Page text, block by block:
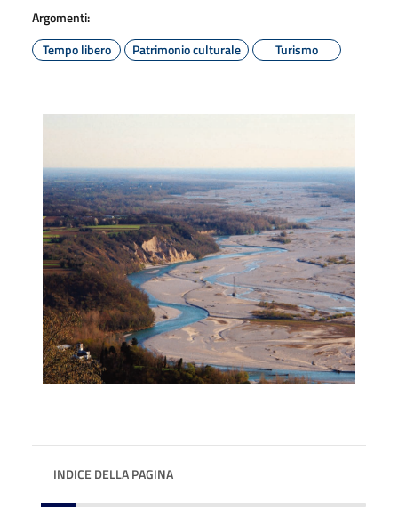
Argomenti:
Tempo libero
Patrimonio culturale Turismo
INDICE DELLA PAGINA